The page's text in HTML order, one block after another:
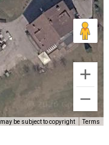
may be subject to copyright Terms